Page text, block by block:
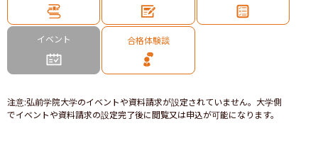
イベント 合格体験談
注意:弘前学院大学のイベントや資料請求が設定されていません。大学側
でイベントや資料請求の設定完了後に閲覧又は申込が可能になります。